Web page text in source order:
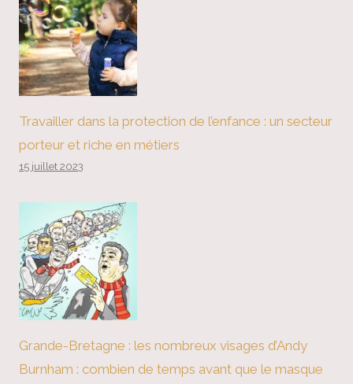
Travailler dans la protection de l’enfance : un secteur
porteur et riche en métiers
15 juillet 2023
Grande-Bretagne : les nombreux visages d’Andy
Burnham : combien de temps avant que le masque